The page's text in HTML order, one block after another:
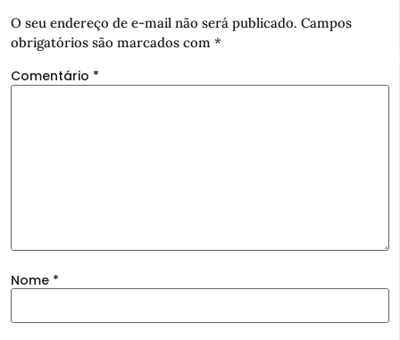
O seu endereço de e-mail não será publicado. Campos
obrigatórios são marcados com *
Comentário *
Nome *